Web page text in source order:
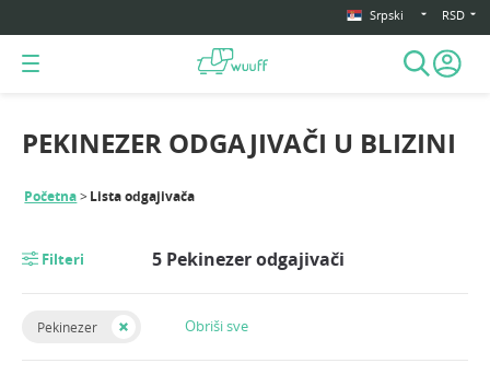
Srpski RSD
Početna Lista odgajivača
PEKINEZER ODGAJIVAČI U BLIZINI
Filteri 5 Pekinezer odgajivači
Pekinezer Obriši sve